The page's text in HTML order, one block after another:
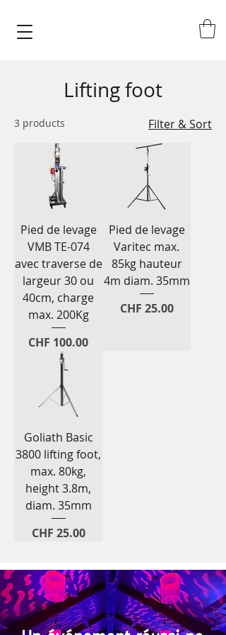
Lifting foot
3 products Filter & Sort
Pied de levage
VMB TE-074
avec traverse de
largeur 30 ou
40cm, charge
max. 200Kg
Price
CHF 100.00
Pied de levage
Varitec max.
85kg hauteur
4m diam. 35mm
Price
CHF 25.00
Goliath Basic
3800 lifting foot,
max. 80kg,
height 3.8m,
diam. 35mm
Price
CHF 25.00